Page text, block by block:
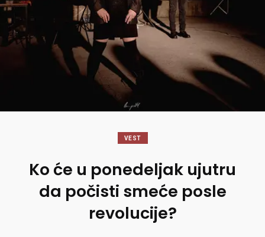
VEST
Ko će u ponedeljak ujutru
da počisti smeće posle
revolucije?